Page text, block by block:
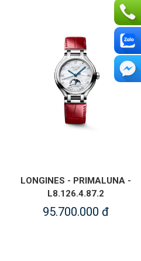
LONGINES - PRIMALUNA -
L8.126.4.87.2
95.700.000 đ